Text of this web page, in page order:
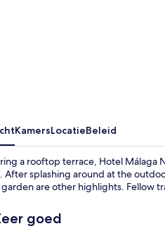
KamersLocatieBeleid
a rooftop terrace, Hotel Málaga
After splashing around at the
garden are other highlights. Fellow
10 –goed